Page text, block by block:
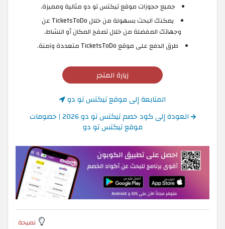
جميع حجوزات موقع تيكتس تو دو مثالية ومميزة.
يمكنك البحث بسهولة من خلال TicketsToDo عن
وجهاتك المفضلة من خلال تصفح المكان أو النشاط.
طرق الدفع على موقع TicketsToDo متعددة وآمنة.
زيارة المتجر
المتابعة إلى موقع تيكتس تو دو
العودة إلى كود خصم تيكتس تو دو 2026 | خصومات
موقع تيكتس تو دو
نصيحة